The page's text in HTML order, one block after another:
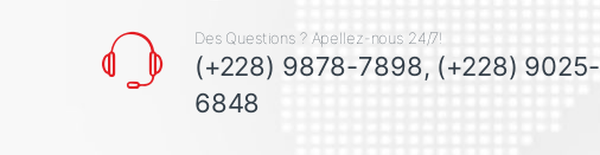
Des Questions ? Apellez-nous 24/7!
(+228) 9878-7898, (+228) 9025-
6848